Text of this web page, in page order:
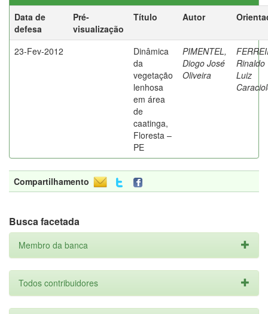
Data de
defesa
Pré-
visualização
Título Autor
23-Fev-2012
Dinâmica
da
vegetação
lenhosa
em área
de
caatinga,
Floresta –
PE
PIMENTEL,
Diogo José
Oliveira
Rinaldo
Luiz
Compartilhamento
Busca facetada
Membro da banca
Todos contribuidores